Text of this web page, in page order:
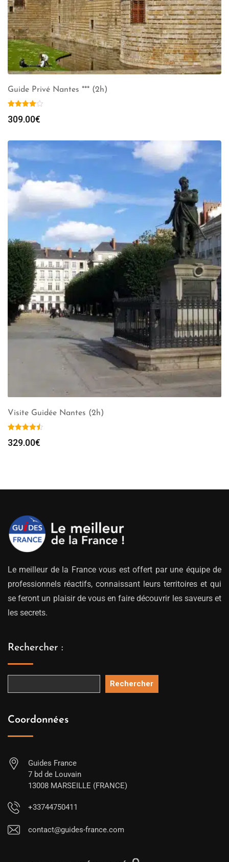
Guide Privé Nantes *** (2h)
309.00€
Visite Guidée Nantes (2h)
329.00€
Le meilleur de la France vous est offert par une équipe de
professionnels réactifs, connaissant leurs territoires et qui
se feront un plaisir de vous en faire découvrir les saveurs et
les secrets.
Rechercher :
Rechercher
Coordonnées
Guides France
7 bd de Louvain
13008 MARSEILLE (FRANCE)
+33744750411
contact@guides-france.com